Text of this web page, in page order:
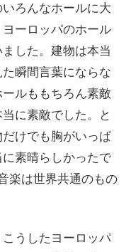
ろんなホールに大
ーロッパのホール
した。建物は本当
瞬間言葉にならな
ルももちろん素敵
に素敵でした。と
けでも胸がいっぱ
素晴らしかったで
楽は世界共通のもの
うしたヨーロッパ